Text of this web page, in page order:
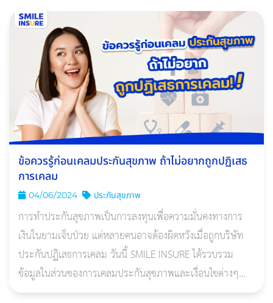
ข้อควรรู้ก่อนเคลมประกันสุขภาพ ถ้าไม่อยากถูกปฏิเสธ
การเคลม
04/06/2024 ประกันสุขภาพ
การทำประกันสุขภาพเป็นการลงทุนเพื่อความมั่นคงทางการ
เงินในยามเจ็บป่วย แต่หลายคนอาจต้องผิดหวังเมื่อถูกบริษัท
ประกันปฏิเสธการเคลม วันนี้ SMILE INSURE ได้รวบรวม
ข้อมูลในส่วนของการเคลมประกันสุขภาพและเงื่อนไขต่างๆ
เพื่อให้คุณเข้าใจมากขึ้น